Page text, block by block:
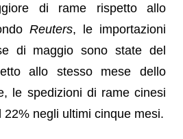
di rame rispetto allo
Reuters, le importazioni
di maggio sono state del
allo stesso mese dello
le spedizioni di rame cinesi
negli ultimi cinque mesi.